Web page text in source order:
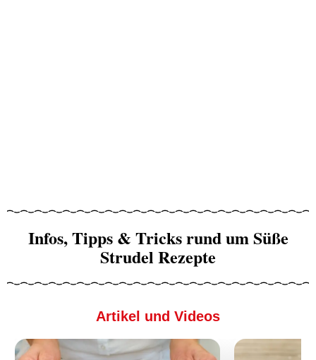
Infos, Tipps & Tricks rund um Süße
Strudel Rezepte
Artikel und Videos